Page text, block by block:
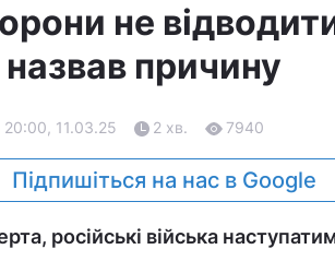
не
причину
20:00, 11.03.25 2 хв. 7940
Підпишіться на нас в Google
російські війська